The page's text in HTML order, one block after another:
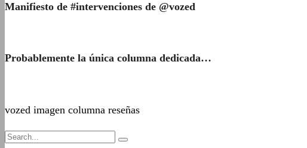
Manifiesto de #intervenciones de @vozed
Probablemente la única columna dedicada…
vozed imagen columna reseñas